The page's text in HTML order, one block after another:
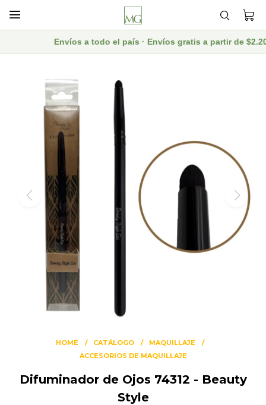

Envíos a todo el país · Envíos gratis a partir de
HOME CATÁLOGO
MAQUILLAJE
ACCESORIOS DE MAQUILLAJE
Difuminador de Ojos 74312 - Beauty
Style